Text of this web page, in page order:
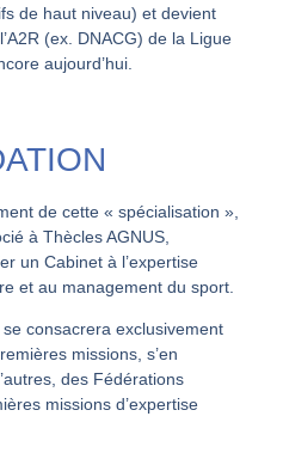
de haut niveau) et devient
(ex. DNACG) de la Ligue
aujourd’hui.
de cette « spécialisation »,
à Thècles AGNUS,
un Cabinet à l’expertise
et au management du sport.
consacrera exclusivement
missions, s’en
des Fédérations
missions d’expertise